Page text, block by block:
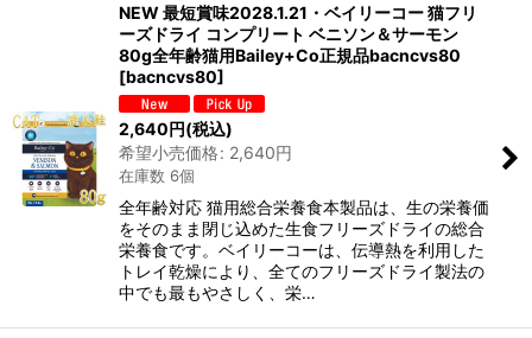
NEW 最短賞味2028.1.21・ベイリーコー 猫フリ
ーズドライ コンプリート ベニソン＆サーモン
80g全年齢猫用Bailey+Co正規品bacncvs80
[bacncvs80]
2,640円(税込)
希望小売価格: 2,640円
在庫数 6個
全年齢対応 猫用総合栄養食本製品は、生の栄養価
をそのまま閉じ込めた生食フリーズドライの総合
栄養食です。ベイリーコーは、伝導熱を利用した
トレイ乾燥により、全てのフリーズドライ製法の
中でも最もやさしく、栄…